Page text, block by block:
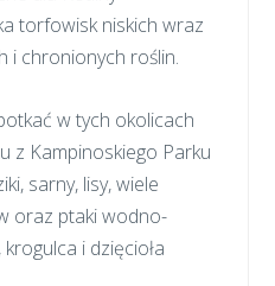
torfowisk niskich wraz
i chronionych roślin.
w tych okolicach
z Kampinoskiego Parku
sarny, lisy, wiele
oraz ptaki wodno-
i dzięcioła